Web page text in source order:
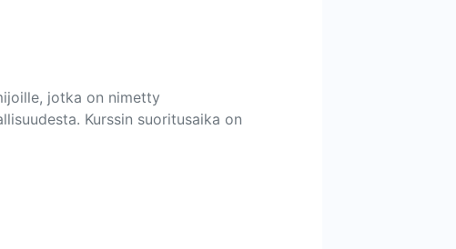
jotka on nimetty
Kurssin suoritusaika on